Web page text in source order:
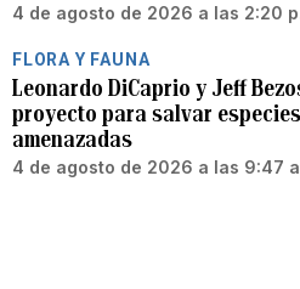
4 de agosto de 2026 a las 2:20
FLORA Y FAUNA
Leonardo DiCaprio y Jeff
proyecto para salvar especies
amenazadas
4 de agosto de 2026 a las 9:47